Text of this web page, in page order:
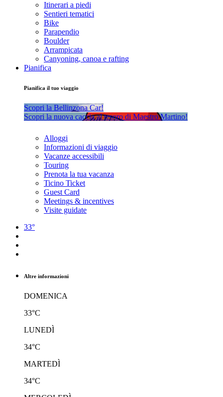
Itinerari a piedi
Sentieri tematici
Bike
Parapendio
Boulder
Arrampicata
Canyoning, canoa e rafting
Pianifica
Pianifica il tuo viaggio
Scopri la Bellinzona Car!
Scopri la nuova caccia al tesoro di Maestro Martino!
Alloggi
Informazioni di viaggio
Vacanze accessibili
Touring
Prenota la tua vacanza
Ticino Ticket
Guest Card
Meetings & incentives
Visite guidate
33°
Altre informazioni
DOMENICA
33°C
LUNEDÌ
34°C
MARTEDÌ
34°C